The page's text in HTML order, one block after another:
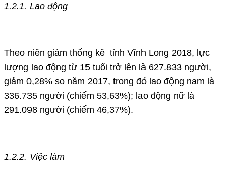
1.2.1. Lao động
Theo niên giám thống kê tỉnh Vĩnh Long 2018, lực
lượng lao động từ 15 tuổi trở lên là 627.833 người,
giảm 0,28% so năm 2017, trong đó lao động nam là
336.735 người (chiếm 53,63%); lao động nữ là
291.098 người (chiếm 46,37%).
1.2.2. Việc làm